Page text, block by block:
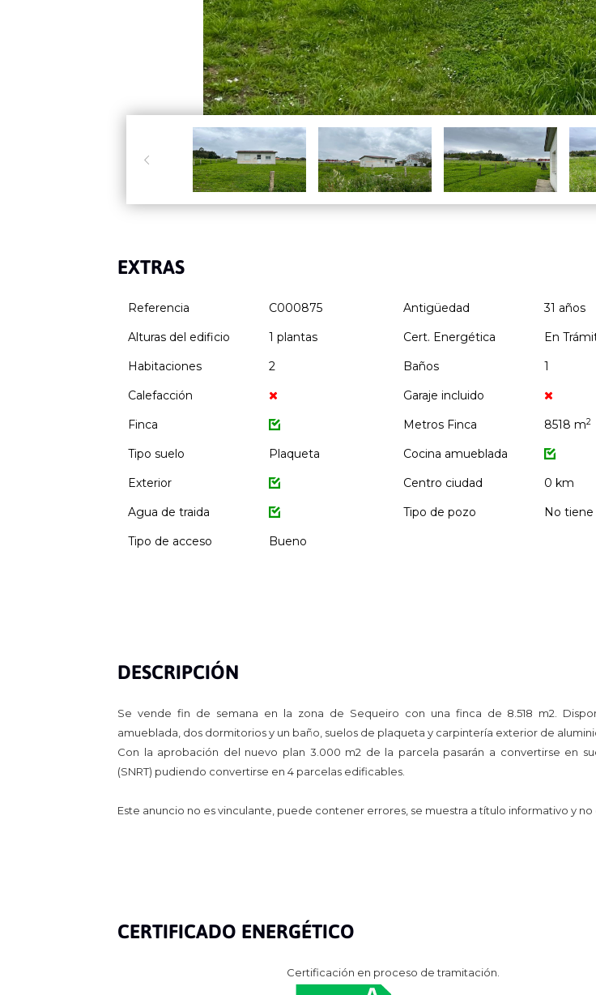

EXTRAS
Referencia C000875 Antigüedad 31 años
Alturas del edificio
1 plantas Cert. Energética En
Habitaciones 2 Baños 1
Calefacción
Garaje incluido
Finca
Metros Finca 8518 m2
Tipo suelo
Plaqueta Cocina amueblada
Exterior
Centro ciudad 0 km
Agua de traida
Tipo de pozo No tiene
Tipo de acceso
Bueno
DESCRIPCIÓN
Se vende fin de semana en la zona de Sequeiro con una finca de 8.518 m2.
amueblada, dos dormitorios y un baño, suelos de plaqueta y carpintería exterior de
Con la aprobación del nuevo plan 3.000 m2 de la parcela pasarán a convertirse en
(SNRT) pudiendo convertirse en 4 parcelas edificables.
Este anuncio no es vinculante, puede contener errores, se muestra a título informativo y no
CERTIFICADO ENERGÉTICO
Certificación en proceso de tramitación.